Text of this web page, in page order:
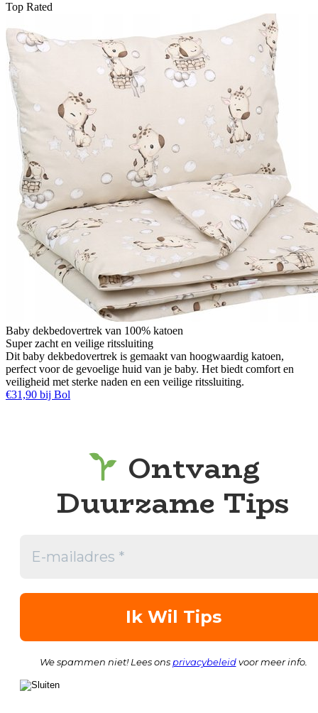
Top Rated
Baby dekbedovertrek van 100% katoen
Super zacht en veilige ritssluiting
Dit baby dekbedovertrek is gemaakt van hoogwaardig katoen,
perfect voor de gevoelige huid van je baby. Het biedt comfort en
veiligheid met sterke naden en een veilige ritssluiting.
€31,90 bij Bol
Ontvang
Duurzame Tips
We spammen niet! Lees ons privacybeleidvoor meer info.